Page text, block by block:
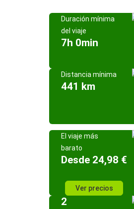
Duración mínima
del viaje
7h 0min
Distancia mínima
441 km
El viaje más
barato
Desde 24,98 €
Ver precios
2